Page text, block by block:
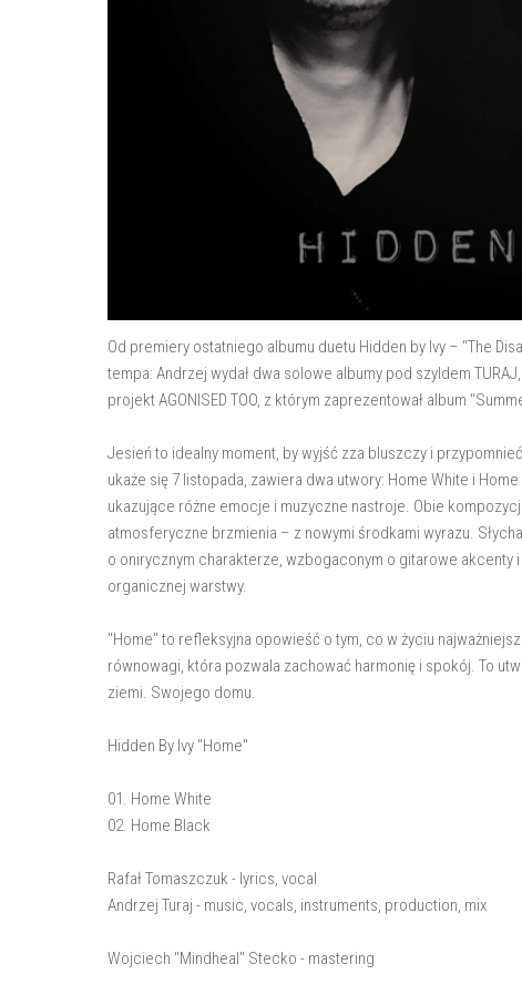
Od premiery ostatniego albumu duetu Hidden by Ivy – "The
tempa: Andrzej wydał dwa solowe albumy pod szyldem
projekt AGONISED TOO, z którym zaprezentował album
Jesień to idealny moment, by wyjść zza bluszczy i
ukaże się 7 listopada, zawiera dwa utwory: Home White i
ukazujące różne emocje i muzyczne nastroje. Obie
atmosferyczne brzmienia – z nowymi środkami wyrazu.
o onirycznym charakterze, wzbogaconym o gitarowe
organicznej warstwy.
"Home" to refleksyjna opowieść o tym, co w życiu
równowagi, która pozwala zachować harmonię i spokój. To
ziemi. Swojego domu.
Hidden By Ivy "Home"
01. Home White
02. Home Black
Rafał Tomaszczuk - lyrics, vocal
Andrzej Turaj - music, vocals, instruments, production, mix
Wojciech "Mindheal" Stecko - mastering